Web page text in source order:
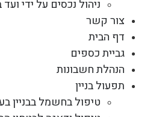
ניהול נכסים על ידי ועד
צור קשר
דף הבית
גביית כספים
הנהלת חשבונות
תפעול בניין
טיפול בחשמל בבניין